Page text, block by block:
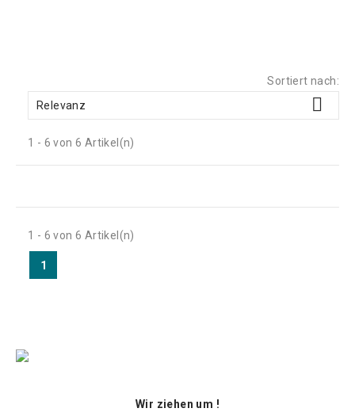
Wir ziehen um !
Sortiert nach:
Relevanz

1 - 6 von 6 Artikel(n)
1 - 6 von 6 Artikel(n)
1